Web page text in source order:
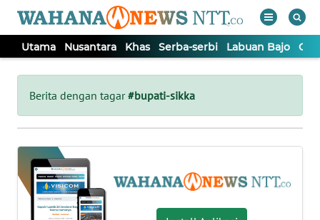
Utama Nusantara Khas Serba-serbi Labuan Bajo
Berita dengan tagar#bupati-sikka
Tutup
UTAMA
NUSANTARA
KHAS